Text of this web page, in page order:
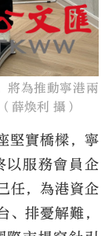
將為推動寧港兩
薛煥利 攝）
堅實橋樑，寧
以服務會員企
任，為港資企
排憂解難，